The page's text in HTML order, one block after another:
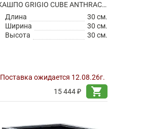
КАШПО GRIGIO CUBE ANTHRACITE
Длина
30 см.
Ширина
30 см.
Высота
30 см.
Поставка ожидается 12.08.26г.
15 444 ₽
shopping_cart